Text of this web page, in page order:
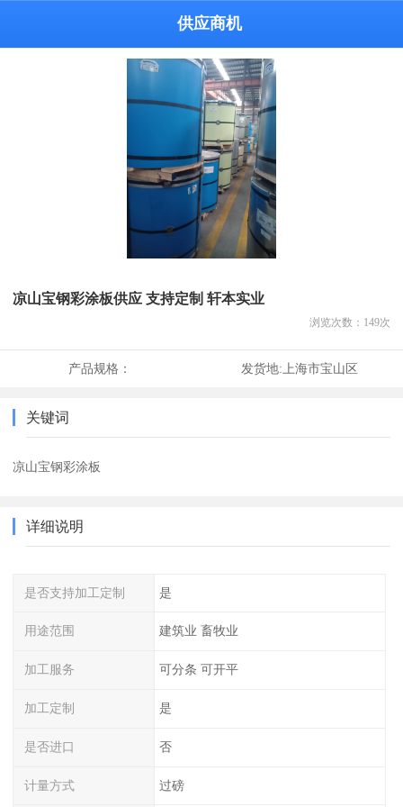
供应商机
凉山宝钢彩涂板供应 支持定制 轩本实业
浏览次数： 149次
产品规格： 发货地:上海市宝山区
关键词
凉山宝钢彩涂板
详细说明
是否支持加工定制 是
用途范围 建筑业 畜牧业
加工服务 可分条 可开平
加工定制 是
是否进口 否
计量方式 过磅